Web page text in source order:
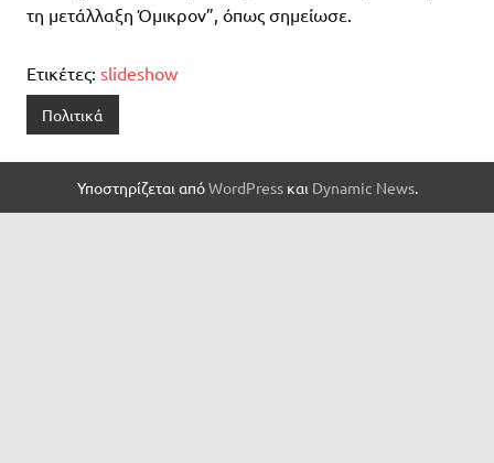
τη μετάλλαξη Όμικρον”, όπως σημείωσε.
Ετικέτες: slideshow
Πολιτικά
Υποστηρίζεται απόWordPressκαι Dynamic News.